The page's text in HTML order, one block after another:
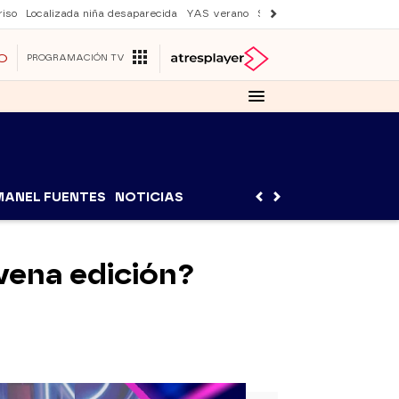
Localizada niña desaparecida YAS verano Suri y Tom Cruise
PROGRAMACIÓN TV
FUENTES NOTICIAS
edición?